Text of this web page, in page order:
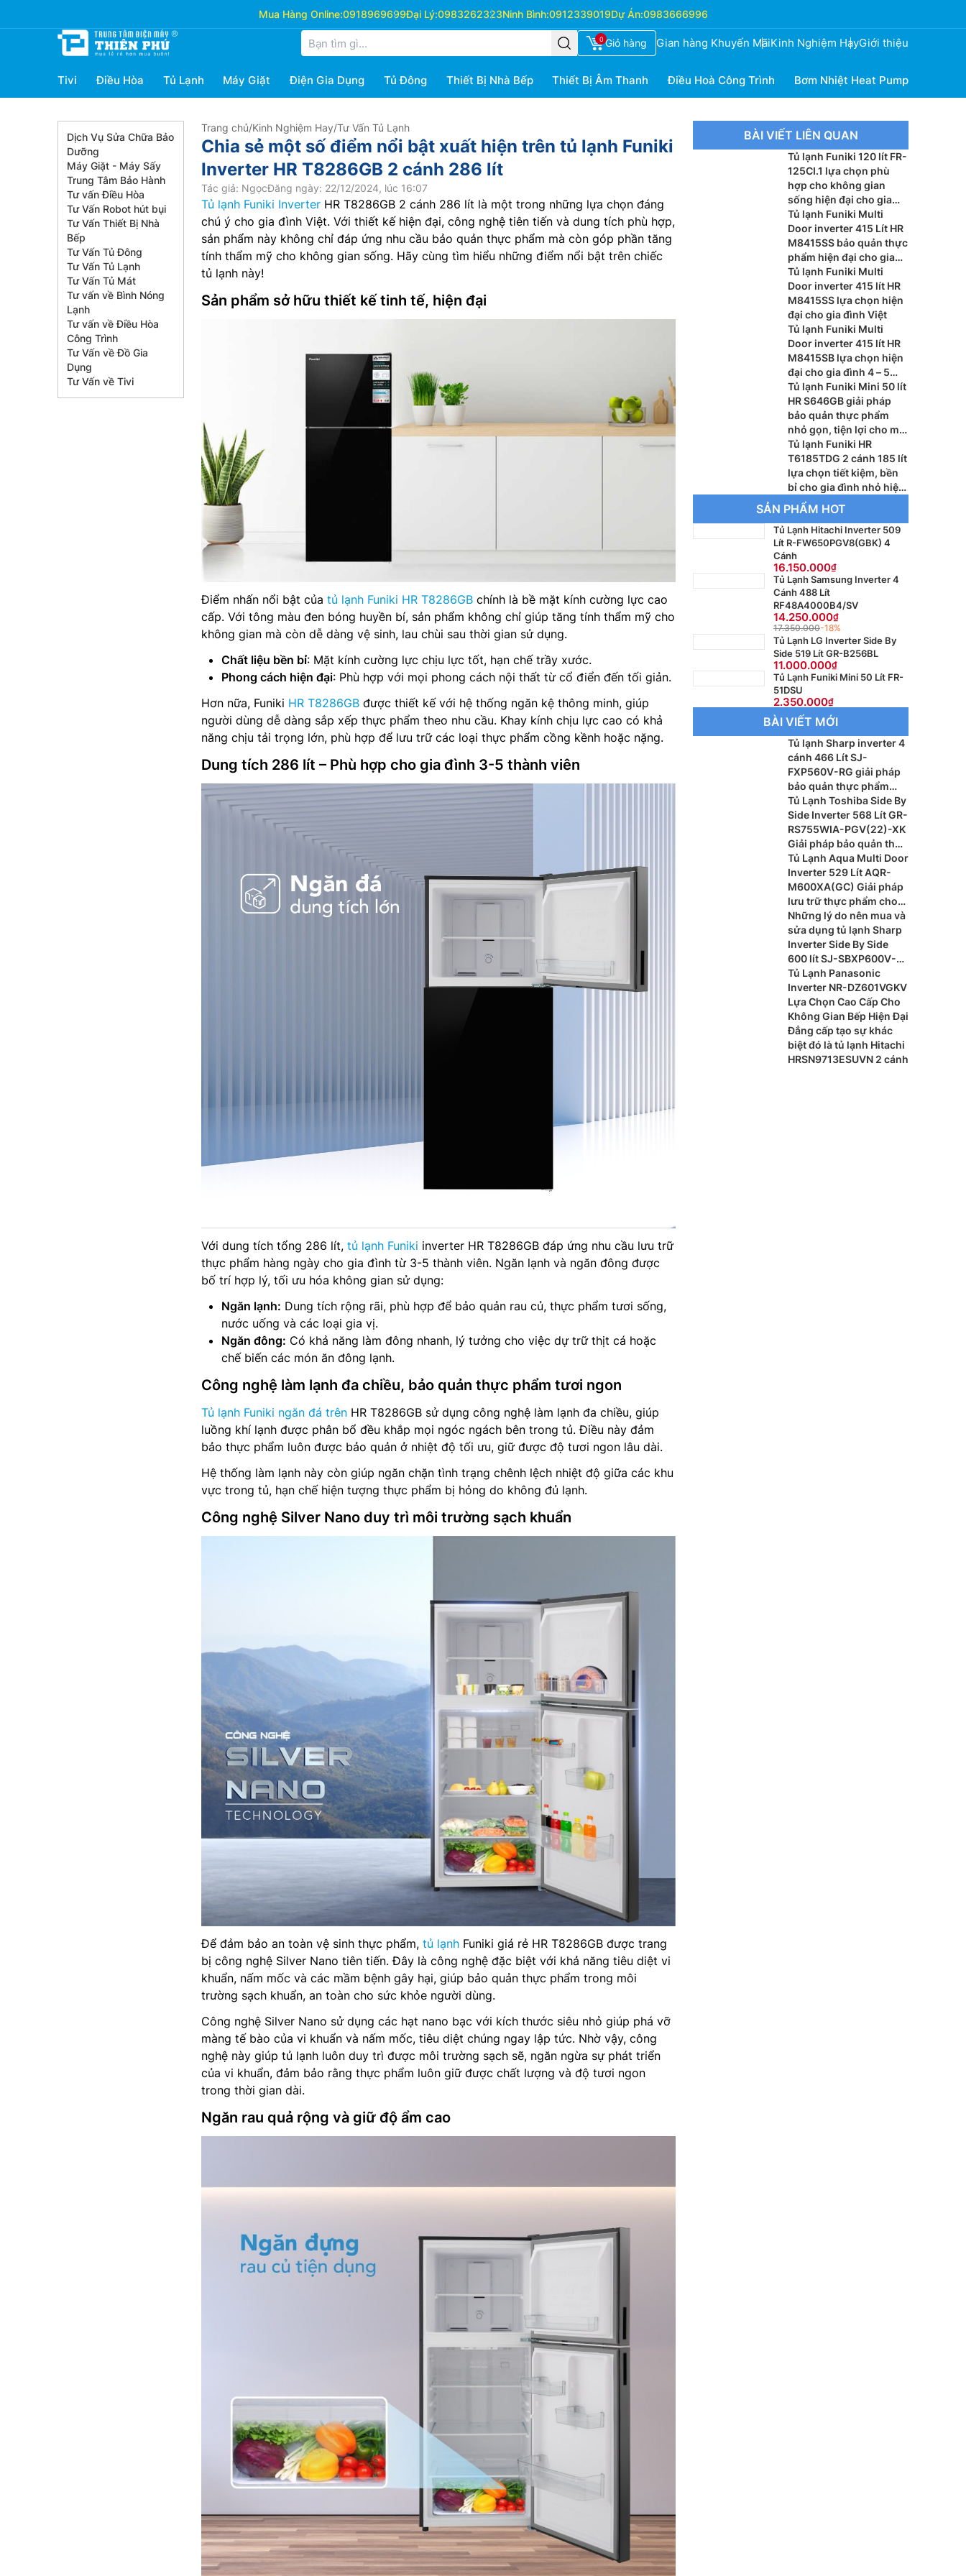
Mua Hàng Online:0918969699Đại Lý:0983262323Ninh Bình:0912339019Dự Án:0983666996
0 Giỏ hàng Gian hàng Khuyến MãiKinh Nghiệm HayGiới thiệu
Tivi Điều Hòa Tủ Lạnh Máy Giặt Điện Gia Dụng Tủ Đông Thiết Bị Nhà Bếp Thiết Bị Âm Thanh Điều Hoà Công Trình Bơm Nhiệt Heat Pump
Dịch Vụ Sửa Chữa Bảo
Dưỡng
Máy Giặt - Máy Sấy
Trung Tâm Bảo Hành
Tư vấn Điều Hòa
Tư Vấn Robot hút bụi
Tư Vấn Thiết Bị Nhà
Bếp
Tư Vấn Tủ Đông
Tư Vấn Tủ Lạnh
Tư Vấn Tủ Mát
Tư vấn về Bình Nóng
Lạnh
Tư vấn về Điều Hòa
Công Trình
Tư Vấn về Đồ Gia
Dụng
Tư Vấn về Tivi
Trang chủ/Kinh Nghiệm Hay/Tư Vấn Tủ Lạnh
Chia sẻ một số điểm nổi bật xuất hiện trên tủ lạnh Funiki
Inverter HR T8286GB 2 cánh 286 lít
Tác giả: NgọcĐăng ngày: 22/12/2024, lúc 16:07
Tủ lạnh Funiki Inverter HR T8286GB 2 cánh 286 lít là một trong những lựa chọn đáng
chú ý cho gia đình Việt. Với thiết kế hiện đại, công nghệ tiên tiến và dung tích phù hợp,
sản phẩm này không chỉ đáp ứng nhu cầu bảo quản thực phẩm mà còn góp phần tăng
tính thẩm mỹ cho không gian sống. Hãy cùng tìm hiểu những điểm nổi bật trên chiếc
tủ lạnh này!
Sản phẩm sở hữu thiết kế tinh tế, hiện đại
Điểm nhấn nổi bật của tủ lạnh Funiki HR T8286GB chính là bề mặt kính cường lực cao
cấp. Với tông màu đen bóng huyền bí, sản phẩm không chỉ giúp tăng tính thẩm mỹ cho
không gian mà còn dễ dàng vệ sinh, lau chùi sau thời gian sử dụng.
Chất liệu bền bỉ: Mặt kính cường lực chịu lực tốt, hạn chế trầy xước.
Phong cách hiện đại: Phù hợp với mọi phong cách nội thất từ cổ điển đến tối giản.
Hơn nữa, Funiki HR T8286GB được thiết kế với hệ thống ngăn kệ thông minh, giúp
người dùng dễ dàng sắp xếp thực phẩm theo nhu cầu. Khay kính chịu lực cao có khả
năng chịu tải trọng lớn, phù hợp để lưu trữ các loại thực phẩm cồng kềnh hoặc nặng.
Dung tích 286 lít – Phù hợp cho gia đình 3-5 thành viên
Với dung tích tổng 286 lít, tủ lạnh Funiki inverter HR T8286GB đáp ứng nhu cầu lưu trữ
thực phẩm hàng ngày cho gia đình từ 3-5 thành viên. Ngăn lạnh và ngăn đông được
bố trí hợp lý, tối ưu hóa không gian sử dụng:
Ngăn lạnh: Dung tích rộng rãi, phù hợp để bảo quản rau củ, thực phẩm tươi sống,
nước uống và các loại gia vị.
Ngăn đông: Có khả năng làm đông nhanh, lý tưởng cho việc dự trữ thịt cá hoặc
chế biến các món ăn đông lạnh.
Công nghệ làm lạnh đa chiều, bảo quản thực phẩm tươi ngon
Tủ lạnh Funiki ngăn đá trên HR T8286GB sử dụng công nghệ làm lạnh đa chiều, giúp
luồng khí lạnh được phân bổ đều khắp mọi ngóc ngách bên trong tủ. Điều này đảm
bảo thực phẩm luôn được bảo quản ở nhiệt độ tối ưu, giữ được độ tươi ngon lâu dài.
Hệ thống làm lạnh này còn giúp ngăn chặn tình trạng chênh lệch nhiệt độ giữa các khu
vực trong tủ, hạn chế hiện tượng thực phẩm bị hỏng do không đủ lạnh.
Công nghệ Silver Nano duy trì môi trường sạch khuẩn
Để đảm bảo an toàn vệ sinh thực phẩm, tủ lạnh Funiki giá rẻ HR T8286GB được trang
bị công nghệ Silver Nano tiên tiến. Đây là công nghệ đặc biệt với khả năng tiêu diệt vi
khuẩn, nấm mốc và các mầm bệnh gây hại, giúp bảo quản thực phẩm trong môi
trường sạch khuẩn, an toàn cho sức khỏe người dùng.
Công nghệ Silver Nano sử dụng các hạt nano bạc với kích thước siêu nhỏ giúp phá vỡ
màng tế bào của vi khuẩn và nấm mốc, tiêu diệt chúng ngay lập tức. Nhờ vậy, công
nghệ này giúp tủ lạnh luôn duy trì được môi trường sạch sẽ, ngăn ngừa sự phát triển
của vi khuẩn, đảm bảo rằng thực phẩm luôn giữ được chất lượng và độ tươi ngon
trong thời gian dài.
Ngăn rau quả rộng và giữ độ ẩm cao
BÀI VIẾT LIÊN QUAN
Tủ lạnh Funiki 120 lít FR-
125CI.1 lựa chọn phù
hợp cho không gian
sống hiện đại cho gia
đình nhỏ hiện nay
Tủ lạnh Funiki Multi
Door inverter 415 Lít HR
M8415SS bảo quản thực
phẩm hiện đại cho gia
đình Việt
Tủ lạnh Funiki Multi
Door inverter 415 lít HR
M8415SS lựa chọn hiện
đại cho gia đình Việt
Tủ lạnh Funiki Multi
Door inverter 415 lít HR
M8415SB lựa chọn hiện
đại cho gia đình 4 – 5
người
Tủ lạnh Funiki Mini 50 lít
HR S646GB giải pháp
bảo quản thực phẩm
nhỏ gọn, tiện lợi cho mọi
không gian
Tủ lạnh Funiki HR
T6185TDG 2 cánh 185 lít
lựa chọn tiết kiệm, bền
bỉ cho gia đình nhỏ hiện
nay
SẢN PHẨM HOT
Tủ Lạnh Hitachi Inverter 509
Lít R-FW650PGV8(GBK) 4
Cánh
16.150.000
Tủ Lạnh Samsung Inverter 4
Cánh 488 Lít
RF48A4000B4/SV
14.250.000
17.350.000-18%
Tủ Lạnh LG Inverter Side By
Side 519 Lít GR-B256BL
11.000.000
Tủ Lạnh Funiki Mini 50 Lít FR-
51DSU
2.350.000
BÀI VIẾT MỚI
Tủ lạnh Sharp inverter 4
cánh 466 Lít SJ-
FXP560V-RG giải pháp
bảo quản thực phẩm
hiện đại cho gia đình
Tủ Lạnh Toshiba Side By
Side Inverter 568 Lít GR-
RS755WIA-PGV(22)-XK
Giải pháp bảo quản thực
phẩm cao cấp
Tủ Lạnh Aqua Multi Door
Inverter 529 Lít AQR-
M600XA(GC) Giải pháp
lưu trữ thực phẩm cho
gia đình hiện đại
Những lý do nên mua và
sửa dụng tủ lạnh Sharp
Inverter Side By Side
600 lít SJ-SBXP600V-
BK có gì nổi bật?
Tủ Lạnh Panasonic
Inverter NR-DZ601VGKV
Lựa Chọn Cao Cấp Cho
Không Gian Bếp Hiện Đại
Đẳng cấp tạo sự khác
biệt đó là tủ lạnh Hitachi
HRSN9713ESUVN 2 cánh